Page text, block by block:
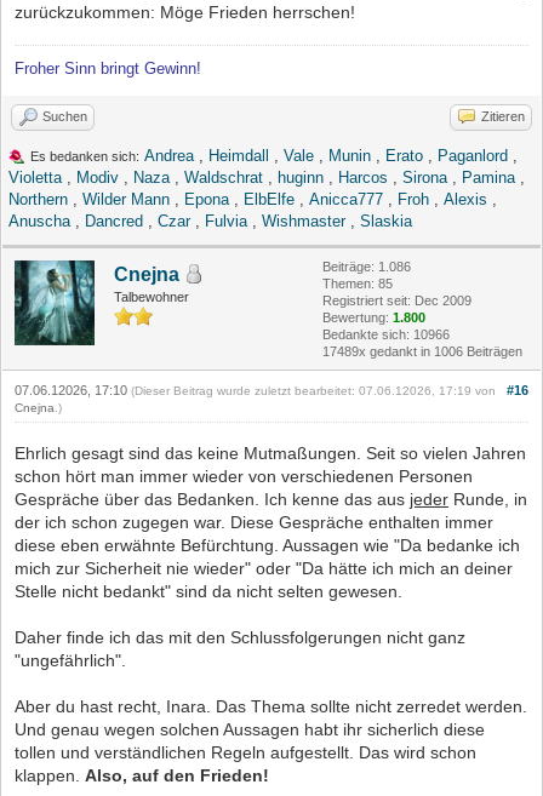
zurückzukommen: Möge Frieden herrschen!
Froher Sinn bringt Gewinn!
Suchen Zitieren
Es bedanken sich: Andrea Heimdall Vale Munin Erato Paganlord
Violetta
Modiv Naza Waldschrat huginn Harcos Sirona Pamina
Northern
Wilder Mann Epona ElbElfe Anicca777 Froh Alexis
Anuscha
Dancred Czar, Fulvia Wishmaster, Slaskia
Cnejna
Talbewohner
Beiträge: 1.086
Themen: 85
Registriert seit: Dec 2009
Bewertung: 1.800
Bedankte sich: 10966
17489x gedankt in 1006 Beiträgen
#16
07.06.12026, 17:10 (Dieser Beitrag wurde zuletzt bearbeitet: 07.06.12026, 17:19 von
Cnejna .)
Ehrlich gesagt sind das keine Mutmaßungen. Seit so vielen Jahren
schon hört man immer wieder von verschiedenen Personen
Gespräche über das Bedanken. Ich kenne das aus jeder Runde, in
der ich schon zugegen war. Diese Gespräche enthalten immer
diese eben erwähnte Befürchtung. Aussagen wie "Da bedanke ich
mich zur Sicherheit nie wieder" oder "Da hätte ich mich an deiner
Stelle nicht bedankt" sind da nicht selten gewesen.
Daher finde ich das mit den Schlussfolgerungen nicht ganz
"ungefährlich".
Aber du hast recht, Inara. Das Thema sollte nicht zerredet werden.
Und genau wegen solchen Aussagen habt ihr sicherlich diese
tollen und verständlichen Regeln aufgestellt. Das wird schon
klappen. Also, auf den Frieden!